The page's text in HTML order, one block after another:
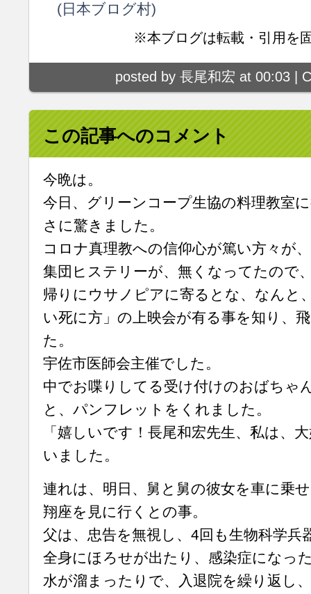
(日本ブログ村)
※本ブログは転載・引用を
posted by 長尾和宏 at 00:03 |
この記事へのコメント
今晩は。
今日、グリーンコープ生協の料理教室
さに驚きました。
コロナ真理教への信仰心が篤い方々が
集団ヒステリーが、無くなってたので
帰りにウサノピアに寄るとな、なんと
い死に方」の上映会が有る事を知り、
た。
宇佐市医師会主催でした。
中でお喋りしてる受け付けのおばちゃ
と、パンフレットをくれました。
「嬉しいです！長尾和宏先生、私は、
いました。
連れは、明日、舅と舅の彼女を車に乗
翔座を見に行くとの事。
父は、忠告を無視し、4回も生物科学兵
全身にほろせが出たり、感染症になっ
水が溜まったりで、入退院を繰り返し